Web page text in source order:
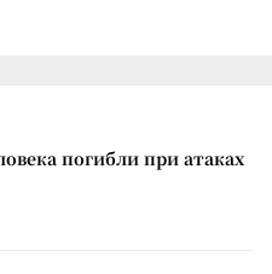
погибли при атаках